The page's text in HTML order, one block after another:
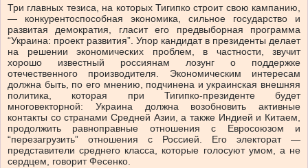
Три главных тезиса, на которых Тигипко строит свою кампанию,
— конкурентоспособная экономика, сильное государство и
развитая демократия, гласит его предвыборная программа
“Украина: проект развития”. Упор кандидат в президенты делает
на решении экономических проблем, в частности, звучит
хорошо известный россиянам лозунг о поддержке
отечественного производителя. Экономическим интересам
должна быть, по его мнению, подчинена и украинская внешняя
политика, которая при Тигипко-президенте будет
многовекторной: Украина должна возобновить активные
контакты со странами Средней Азии, а также Индией и Китаем,
продолжить равноправные отношения с Евросоюзом и
“перезагрузить” отношения с Россией. Его электорат —
представители среднего класса, которые голосуют умом, а не
сердцем, говорит Фесенко.